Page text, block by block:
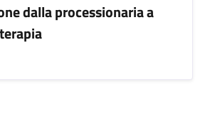
dalla processionaria a